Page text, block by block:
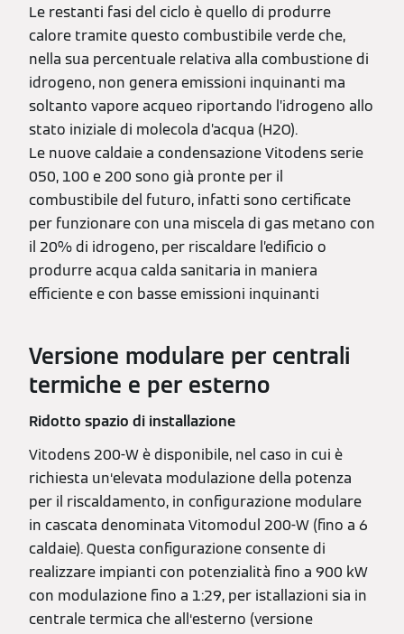
Le restanti fasi del ciclo è quello di produrre
calore tramite questo combustibile verde che,
nella sua percentuale relativa alla combustione di
idrogeno, non genera emissioni inquinanti ma
soltanto vapore acqueo riportando l’idrogeno allo
stato iniziale di molecola d’acqua (H2O).
Le nuove caldaie a condensazione Vitodens serie
050, 100 e 200 sono già pronte per il
combustibile del futuro, infatti sono certificate
per funzionare con una miscela di gas metano con
il 20% di idrogeno, per riscaldare l’edificio o
produrre acqua calda sanitaria in maniera
efficiente e con basse emissioni inquinanti
Versione modulare per centrali
termiche e per esterno
Ridotto spazio di installazione
Vitodens 200-W è disponibile, nel caso in cui è
richiesta un‘elevata modulazione della potenza
per il riscaldamento, in configurazione modulare
in cascata denominata Vitomodul 200-W (fino a 6
caldaie). Questa configurazione consente di
realizzare impianti con potenzialità fino a 900 kW
con modulazione fino a 1:29, per istallazioni sia in
centrale termica che all‘esterno (versione